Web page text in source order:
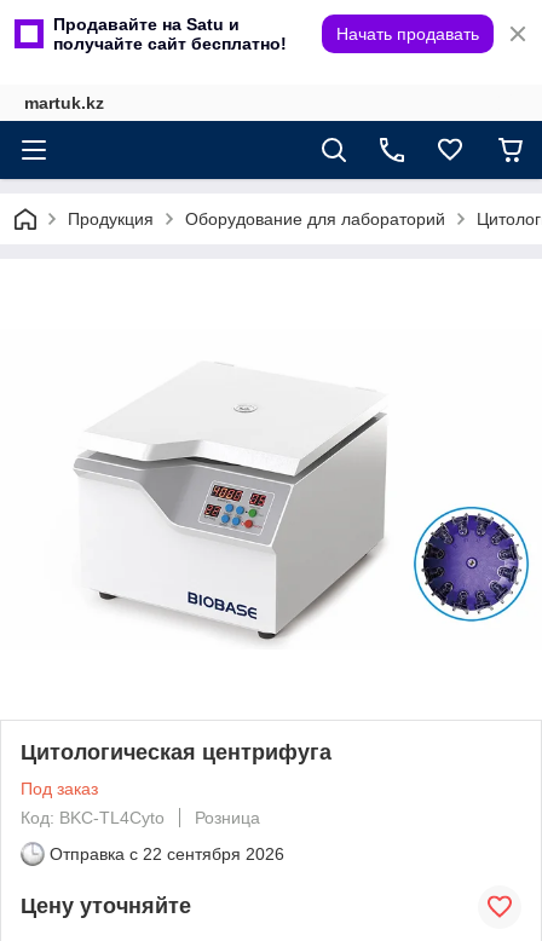
Продавайте на Satu и
получайте сайт бесплатно!
Начать продавать
martuk.kz
Продукция Оборудование для лабораторий
Цитологическая центрифуга
Под заказ
Код: BKC-TL4Cyto
Розница
Отправка с 22 сентября 2026
Цену уточняйте